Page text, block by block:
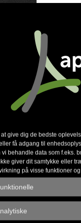
at give dig de bedste
få adgang til
vi behandle data som f.eks.
giver dit samtykke eller
på visse funktioner